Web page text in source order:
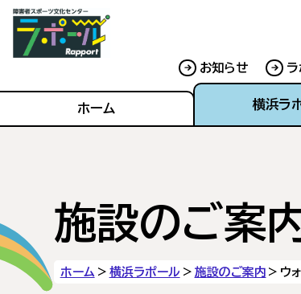
お知らせ
ホーム 横浜ラ
施設のご案
ホーム 横浜ラポール 施設のご案内 ウ